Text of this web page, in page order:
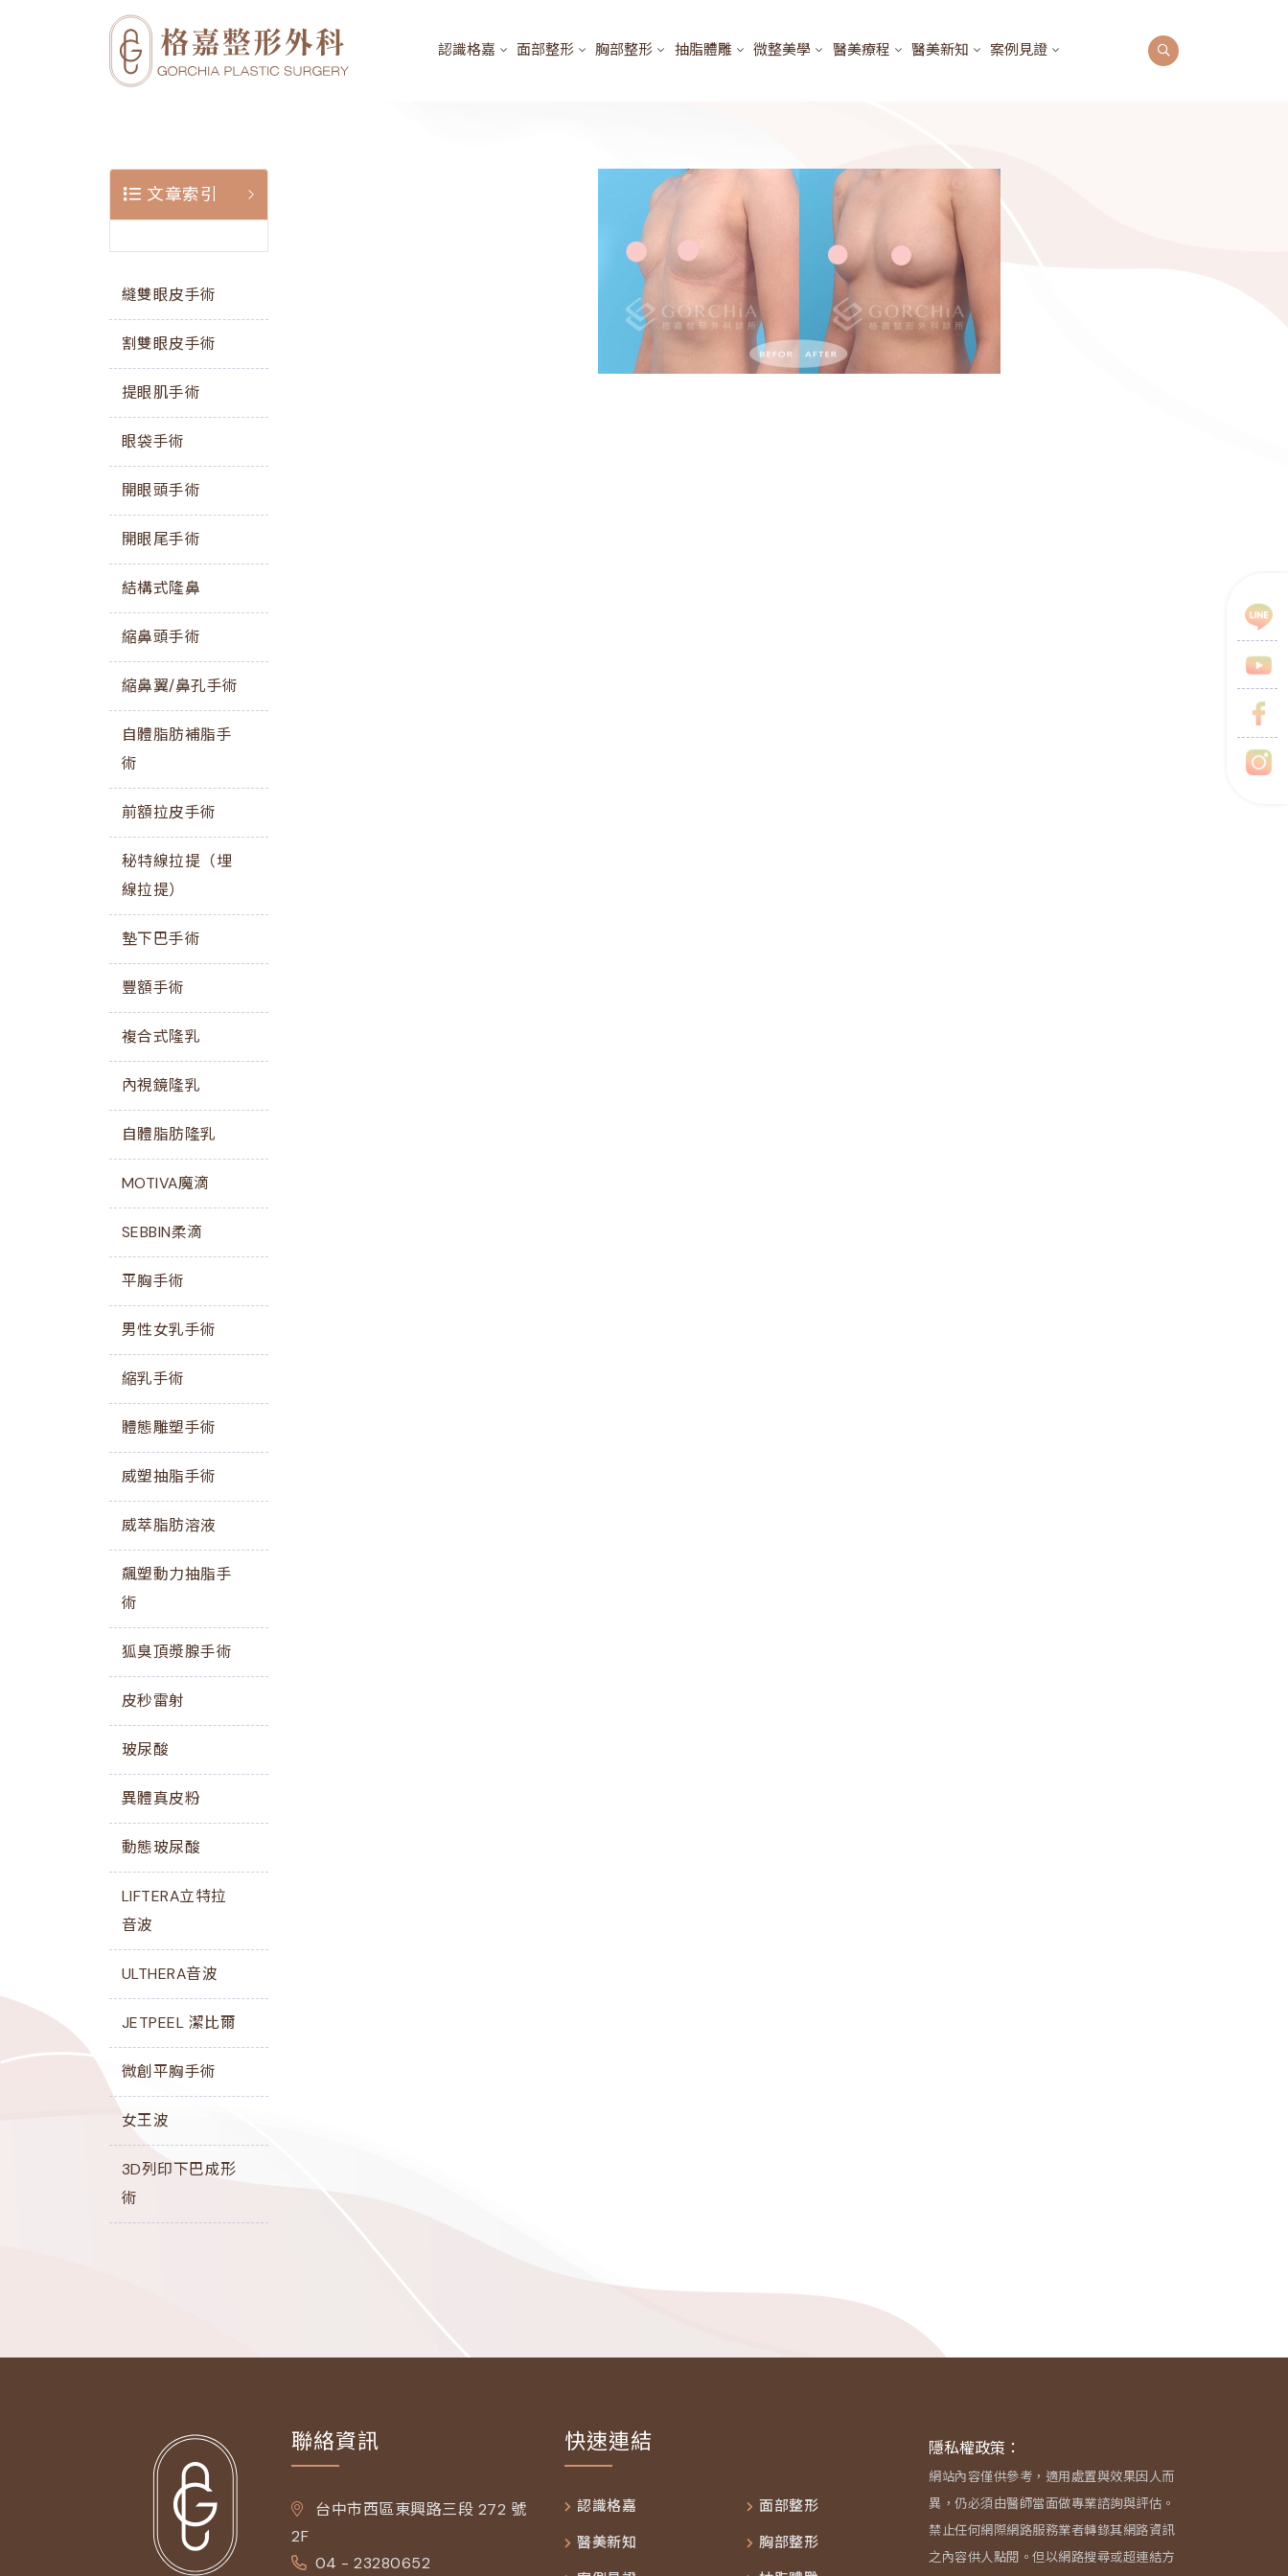
認識格嘉 面部整形 胸部整形 抽脂體雕 微整美學 醫美療程 醫美新知 案例見證
文章索引
縫雙眼皮手術
割雙眼皮手術
提眼肌手術
眼袋手術
開眼頭手術
開眼尾手術
結構式隆鼻
縮鼻頭手術
縮鼻翼/鼻孔手術
自體脂肪補脂手
術
前額拉皮手術
秘特線拉提（埋
線拉提）
墊下巴手術
豐額手術
複合式隆乳
內視鏡隆乳
自體脂肪隆乳
MOTIVA魔滴
SEBBIN柔滴
平胸手術
男性女乳手術
縮乳手術
體態雕塑手術
威塑抽脂手術
威萃脂肪溶液
飆塑動力抽脂手
術
狐臭頂漿腺手術
皮秒雷射
玻尿酸
異體真皮粉
動態玻尿酸
LIFTERA立特拉
音波
ULTHERA音波
JETPEEL 潔比爾
微創平胸手術
女王波
3D列印下巴成形
術
聯絡資訊
台中市西區東興路三段 272 號
2F
04 - 23280652
快速連結
認識格嘉
醫美新知
面部整形
胸部整形
隱私權政策：
網站內容僅供參考，適用處置與效果因人而
異，仍必須由醫師當面做專業諮詢與評估。
禁止任何網際網路服務業者轉錄其網路資訊
之內容供人點閱。但以網路搜尋或超連結方